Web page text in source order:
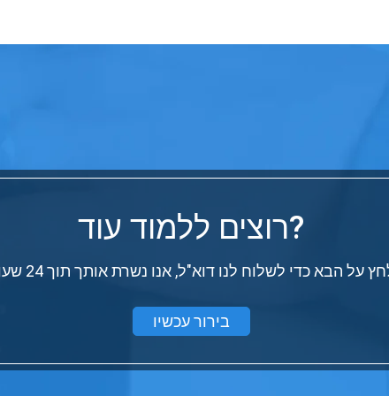
רוצים ללמוד עוד?
על הבא כדי לשלוח לנו דוא"ל, אנו נשרת אותך תוך 24 שעות
בירור עכשיו